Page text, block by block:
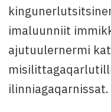
imaluunniit
ajutuulernermi
ilinniagaqarnissat.